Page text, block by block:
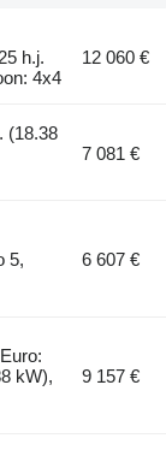
h.j.
4x4
12 060 €
(18.38
7 081 €
5,
6 607 €
kW),
9 157 €